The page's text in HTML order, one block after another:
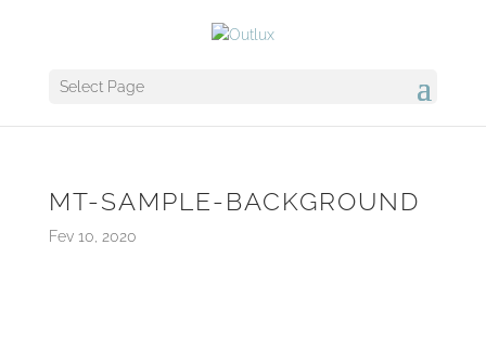
Select Page
MT-SAMPLE-BACKGROUND
Fev 10, 2020